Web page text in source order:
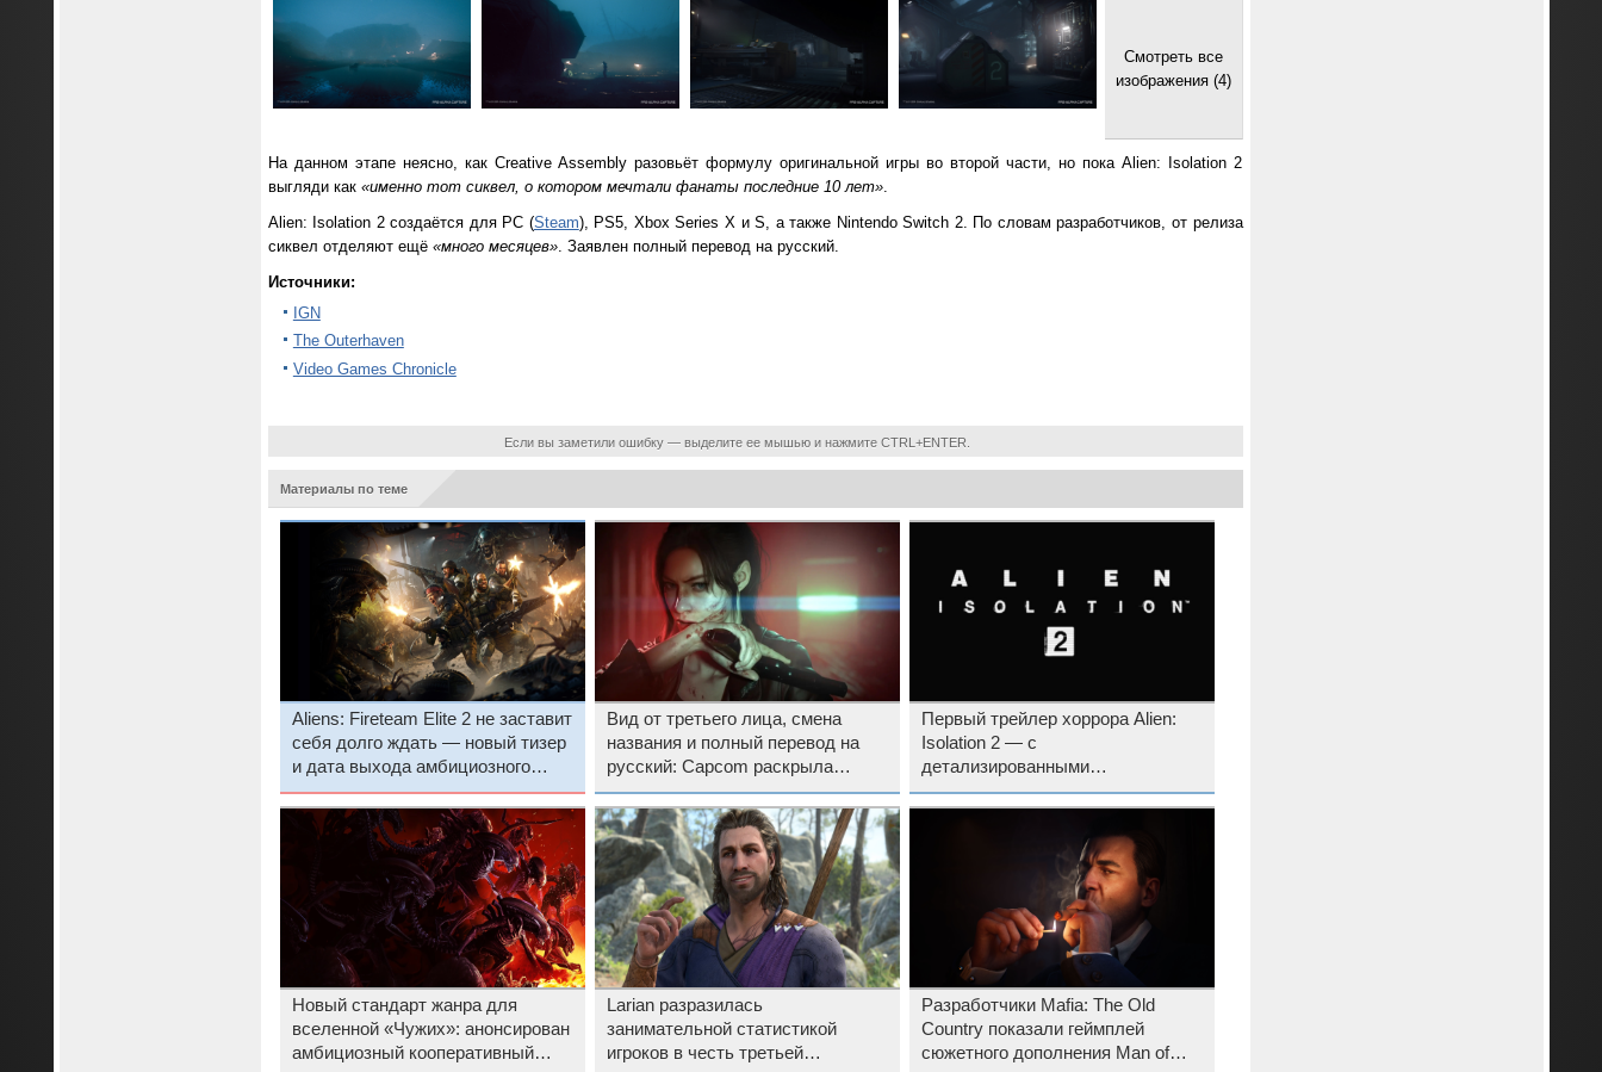
Смотреть все
изображения (4)
На данном этапе неясно, как Creative Assembly разовьёт формулу оригинальной игры во второй части, но пока Alien: Isolation 2
выгляди как«именно тот сиквел, о котором мечтали фанаты последние 10 лет».
Alien: Isolation 2 создаётся для PC (Steam), PS5, Xbox Series X и S, а также Nintendo Switch 2. По словам разработчиков, от релиза
сиквел отделяют ещё «много месяцев». Заявлен полный перевод на русский.
Источники:
IGN
The Outerhaven
Video Games Chronicle
Если вы заметили ошибку — выделите ее мышью и нажмите CTRL+ENTER.
Материалы по теме
Aliens: Fireteam Elite 2 не заставит
себя долго ждать — новый тизер
и дата выхода амбициозного
кооперативного шутера во
вселенной «Чужих»
Вид от третьего лица, смена
названия и полный перевод на
русский: Capcom раскрыла
новые подробности Resident Evil
Veronica
Первый трейлер хоррора Alien:
Isolation 2 — с
детализированными
интерьерами, прогрессивным
освещением и неизменным
Новый стандарт жанра для
вселенной «Чужих»: анонсирован
амбициозный кооперативный
Larian разразилась
занимательной статистикой
игроков в честь третьей
Разработчики Mafia: The Old
Country показали геймплей
сюжетного дополнения Man of